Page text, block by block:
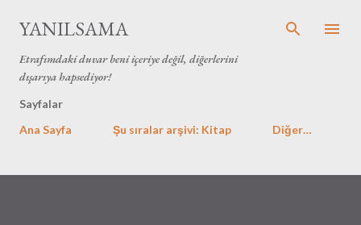
YANILSAMA
Etrafımdaki duvar beni içeriye değil, diğerlerini
dışarıya hapsediyor!
Sayfalar
Ana Sayfa
Şu sıralar arşivi: Kitap Diğer…